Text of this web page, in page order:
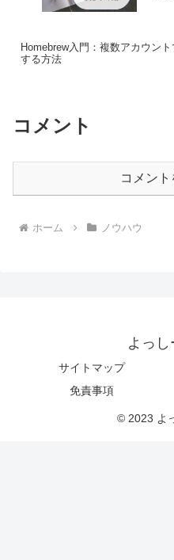
Homebrew入門：複数アカウント
する方法
コメント
コメン
ホーム ノウハウ
よっし
サイトマップ
免責事項
© 2023 よ